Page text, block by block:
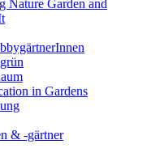
Nature Garden and
in Gardens
& -gärtner